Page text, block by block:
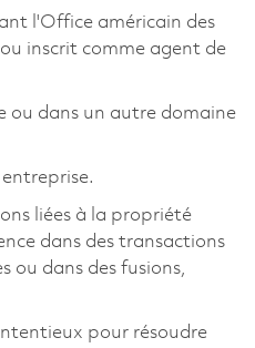
l'Office américain des
inscrit comme agent de
ou dans un autre domaine
liées à la propriété
dans des transactions
ou dans des fusions,
pour résoudre